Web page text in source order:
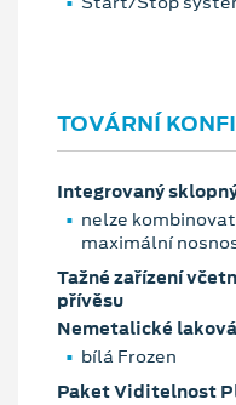
TOVÁRNÍ
Integrovaný
nelze
maximální
Tažné zařízení
přívěsu
Nemetalické
bílá Frozen
Paket Viditelnost